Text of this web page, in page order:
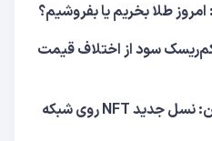
سود از اختلاف قیمت
اوردینالز و BRC-20 بیت کوین: نسل جدید NFT روی شبکه